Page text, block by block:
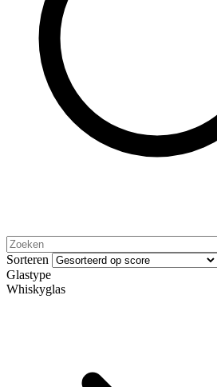
Sorteren
Glastype
Whiskyglas